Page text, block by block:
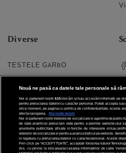
Diverse
TESTELE GARBO
HOROSCOP
HOROSCOPUL IUBIRII
FORUMURI
TRATAMENTE NATURISTE
©
Nouă ne pasă ca datele tale personale să
Noi și partenerii noștri 610stocăm și/sau accesăm informații pe
pentru prelucrarea datelor cu caracter personal. Puteți accepta
orice moment, pe pagina cu politica de confidențialitate. Aceste
afecta navigarea.
Mai multe detalii
Noi si partenerii nostri (retelele de socializare si agentiile de
de date analitice) prelucram date pentru a permite website-ului
anunturile publicitare afisate in functie de interesele si/sau
retelelor de socializare si pentru a analiza traficul pe website.
in legatura cu prelucrarea datelor cu caracter personal. Aceste
Prin click pe “ACCEPT TOATE”, acceptati folosirea tuturor
dvs. cu privire la stocarea/accesarea informatiilor de catre